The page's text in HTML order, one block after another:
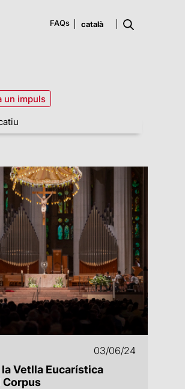
FAQs
un impuls
03/06/24
Vetlla Eucarística
Corpus